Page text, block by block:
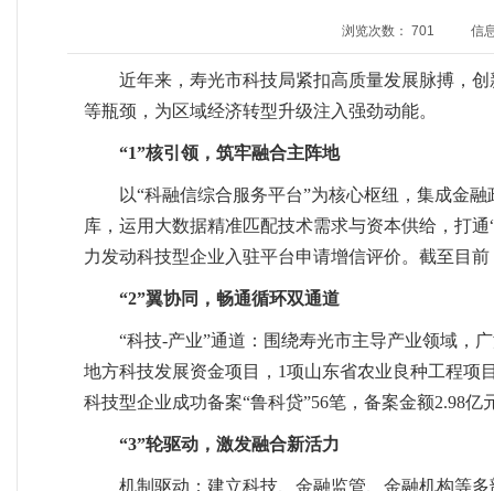
浏览次数： 701 信
近年来，寿光市科技局紧扣高质量发展脉搏，
等瓶颈，为区域经济转型升级注入强劲动能。
“1”核引领，筑牢融合主阵地
以“科融信综合服务平台”为核心枢纽，集成金
库，运用大数据精准匹配技术需求与资本供给，打
力发动科技型企业入驻平台申请增信评价。 截至目前
“2”翼协同，畅通循环双通道
“科技-产业”通道：围绕寿光市主导产业领域，
地方科技发展资金项目，1项山东省农业良种工程项
科技型企业成功备案“鲁科贷”56笔，备案金额2.98
“3”轮驱动，激发融合新活力
机制驱动：建立科技、金融监管、金融机构等